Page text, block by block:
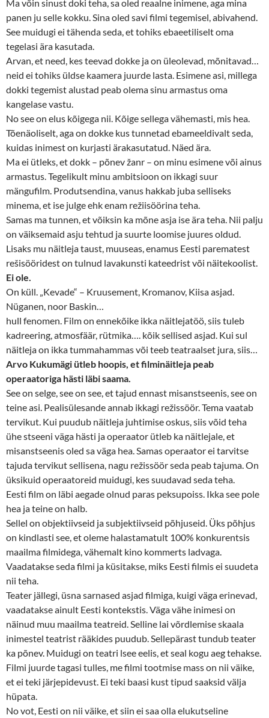
Ma võin sinust doki teha, sa oled reaalne inimene, aga mina
panen ju selle kokku. Sina oled savi filmi tegemisel, abivahend.
See muidugi ei tähenda seda, et tohiks ebaeetiliselt oma
tegelasi ära kasutada.
Arvan, et need, kes teevad dokke ja on üleolevad, mõnitavad…
neid ei tohiks üldse kaamera juurde lasta. Esimene asi, millega
dokki tegemist alustad peab olema sinu armastus oma
kangelase vastu.
No see on elus kõigega nii. Kõige sellega vähemasti, mis hea.
Tõenäoliselt, aga on dokke kus tunnetad ebameeldivalt seda,
kuidas inimest on kurjasti ärakasutatud. Näed ära.
Ma ei ütleks, et dokk – põnev žanr – on minu esimene või ainus
armastus. Tegelikult minu ambitsioon on ikkagi suur
mängufilm. Produtsendina, vanus hakkab juba selliseks
minema, et ise julge ehk enam režiisöörina teha.
Samas ma tunnen, et võiksin ka mõne asja ise ära teha. Nii palju
on väiksemaid asju tehtud ja suurte loomise juures oldud.
Lisaks mu näitleja taust, muuseas, enamus Eesti parematest
rešisööridest on tulnud lavakunsti kateedrist või näitekoolist.
Ei ole.
On küll. „Kevade“ – Kruusement, Kromanov, Kiisa asjad.
Nüganen, noor Baskin…
hull fenomen. Film on ennekõike ikka näitlejatöö, siis tuleb
kadreering, atmosfäär, rütmika…. kõik sellised asjad. Kui sul
näitleja on ikka tummahammas või teeb teatraalset jura, siis…
Arvo Kukumägi ütleb hoopis, et filminäitleja peab
operaatoriga hästi läbi saama.
See on selge, see on see, et tajud ennast misanstseenis, see on
teine asi. Pealisülesande annab ikkagi režissöör. Tema vaatab
tervikut. Kui puudub näitleja juhtimise oskus, siis võid teha
ühe stseeni väga hästi ja operaator ütleb ka näitlejale, et
misanstseenis oled sa väga hea. Samas operaator ei tarvitse
tajuda tervikut sellisena, nagu režissöör seda peab tajuma. On
üksikuid operaatoreid muidugi, kes suudavad seda teha.
Eesti film on läbi aegade olnud paras peksupoiss. Ikka see pole
hea ja teine on halb.
Sellel on objektiivseid ja subjektiivseid põhjuseid. Üks põhjus
on kindlasti see, et oleme halastamatult 100% konkurentsis
maailma filmidega, vähemalt kino kommerts ladvaga.
Vaadatakse seda filmi ja küsitakse, miks Eesti filmis ei suudeta
nii teha.
Teater jällegi, üsna sarnased asjad filmiga, kuigi väga erinevad,
vaadatakse ainult Eesti kontekstis. Väga vähe inimesi on
näinud muu maailma teatreid. Selline lai võrdlemise skaala
inimestel teatrist rääkides puudub. Sellepärast tundub teater
ka põnev. Muidugi on teatri lsee eelis, et seal kogu aeg tehakse.
Filmi juurde tagasi tulles, me filmi tootmise mass on nii väike,
et ei teki järjepidevust. Ei teki baasi kust tipud saaksid välja
hüpata.
No vot, Eesti on nii väike, et siin ei saa olla elukutseline